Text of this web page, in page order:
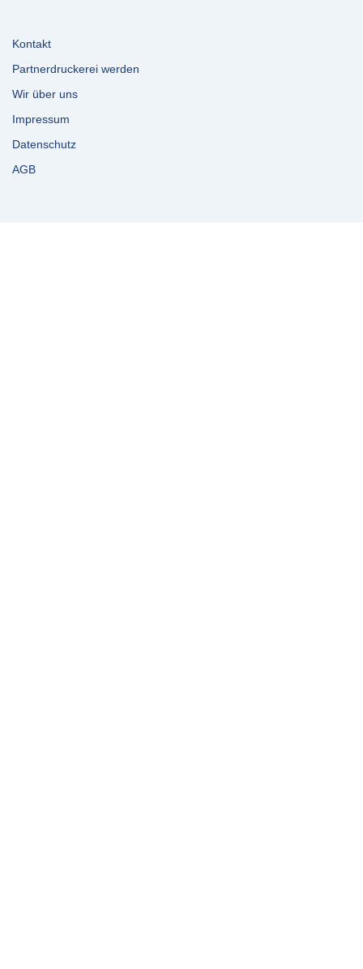
Kontakt
Partnerdruckerei werden
Wir über uns
Impressum
Datenschutz
AGB